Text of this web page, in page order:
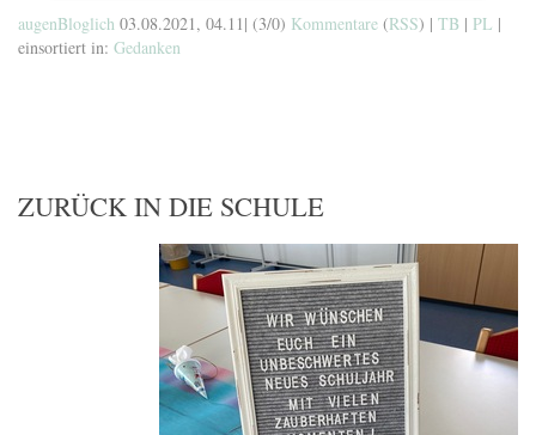
augenBloglich 03.08.2021, 04.11| (3/0) Kommentare (RSS) | TB | PL |
einsortiert in: Gedanken
ZURÜCK IN DIE SCHULE